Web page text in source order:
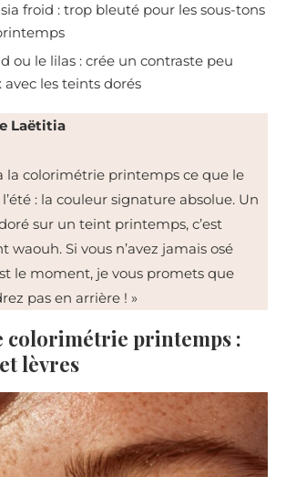
froid : trop bleuté pour les sous-tons
ou le lilas : crée un contraste peu
les teints dorés
Laëtitia
la colorimétrie printemps ce que le
: la couleur signature absolue. Un
sur un teint printemps, c’est
Si vous n’avez jamais osé
le moment, je vous promets que
pas en arrière ! »
colorimétrie printemps :
lèvres